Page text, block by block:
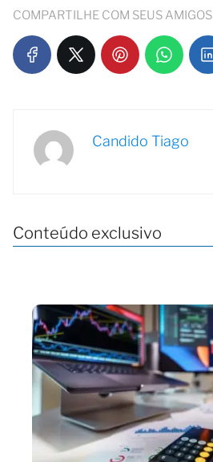
COMPARTILHE COM SEUS AMIGOS
Candido Tiago
Conteúdo exclusivo